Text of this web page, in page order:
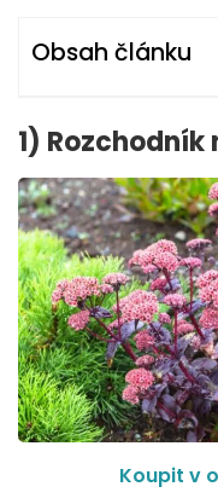
Obsah článku
1)
Koupit v